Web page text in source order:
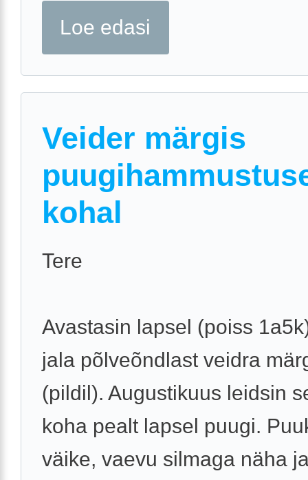
Loe edasi
Veider märgis
kohal
Tere
Avastasin lapsel (poiss
jala põlveõndlast veidra
(pildil). Augustikuus leidsin
koha pealt lapsel puugi.
väike, vaevu silmaga näha